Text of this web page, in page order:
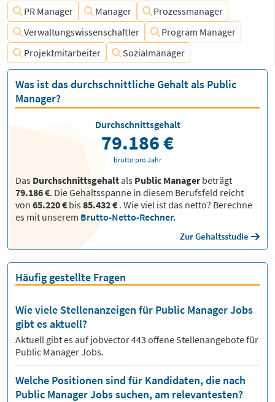
PR Manager
Manager
Prozessmanager
Verwaltungswissenschaftler
Program Manager
Projektmitarbeiter
Sozialmanager
Was ist das durchschnittliche Gehalt als Public
Manager?
Das Durchschnittsgehaltals Public Managerbeträgt
79.186 €. Die Gehaltsspanne in diesem Berufsfeld reicht
von 65.220 € bis85.432 € . Wie viel ist das netto? Berechne
es mit unserem Brutto-Netto-Rechner.
Zur Gehaltsstudie
Durchschnittsgehalt
79.186 €
brutto pro Jahr
Häufig gestellte Fragen
Wie viele Stellenanzeigen für Public Manager Jobs
gibt es aktuell?
Aktuell gibt es auf jobvector443 offene Stellenangebote für
Public Manager Jobs.
Welche Positionen sind für Kandidaten, die nach
Public Manager Jobs suchen, am relevantesten?